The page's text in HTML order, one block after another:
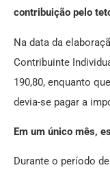
contribuição pelo
Na data da
Contribuinte
190,80, enquanto
devia-se pagar a
Em um único mês,
Durante o período